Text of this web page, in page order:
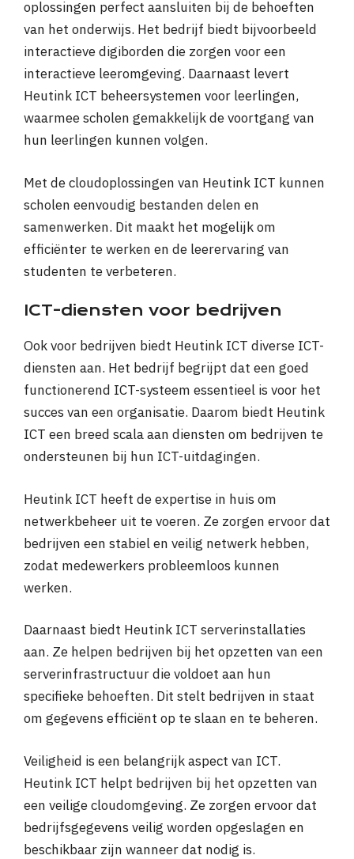
oplossingen perfect aansluiten bij de behoeften
van het onderwijs. Het bedrijf biedt bijvoorbeeld
interactieve digiborden die zorgen voor een
interactieve leeromgeving. Daarnaast levert
Heutink ICT beheersystemen voor leerlingen,
waarmee scholen gemakkelijk de voortgang van
hun leerlingen kunnen volgen.
Met de cloudoplossingen van Heutink ICT kunnen
scholen eenvoudig bestanden delen en
samenwerken. Dit maakt het mogelijk om
efficiënter te werken en de leerervaring van
studenten te verbeteren.
ICT-diensten voor bedrijven
Ook voor bedrijven biedt Heutink ICT diverse ICT-
diensten aan. Het bedrijf begrijpt dat een goed
functionerend ICT-systeem essentieel is voor het
succes van een organisatie. Daarom biedt Heutink
ICT een breed scala aan diensten om bedrijven te
ondersteunen bij hun ICT-uitdagingen.
Heutink ICT heeft de expertise in huis om
netwerkbeheer uit te voeren. Ze zorgen ervoor dat
bedrijven een stabiel en veilig netwerk hebben,
zodat medewerkers probleemloos kunnen
werken.
Daarnaast biedt Heutink ICT serverinstallaties
aan. Ze helpen bedrijven bij het opzetten van een
serverinfrastructuur die voldoet aan hun
specifieke behoeften. Dit stelt bedrijven in staat
om gegevens efficiënt op te slaan en te beheren.
Veiligheid is een belangrijk aspect van ICT.
Heutink ICT helpt bedrijven bij het opzetten van
een veilige cloudomgeving. Ze zorgen ervoor dat
bedrijfsgegevens veilig worden opgeslagen en
beschikbaar zijn wanneer dat nodig is.